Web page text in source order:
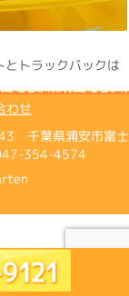
トラックバックは
わせ
千葉県浦安市富士
354-4574